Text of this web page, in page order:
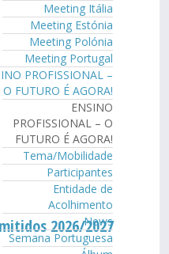
Meeting Itália
Meeting Estónia
Meeting Polónia
Meeting Portugal
PROFISSIONAL –
O FUTURO É AGORA!
ENSINO
PROFISSIONAL – O
FUTURO É AGORA!
Tema/Mobilidade
Participantes
Entidade de
Acolhimento
News
Semana Portuguesa
2026/2027